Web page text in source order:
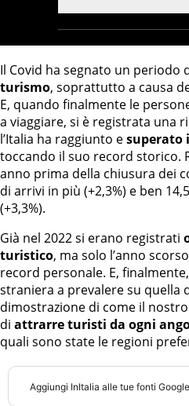
Il Covid ha segnato un periodo
turismo, soprattutto a causa
E, quando finalmente le
a viaggiare, si è registrata una
l’Italia ha raggiunto esuperato
toccando il suo record storico.
anno prima della chiusura dei
di arrivi in più (+2,3%) e ben
(+3,3%).
Già nel 2022 si erano registrati
turistico, ma solo l’anno
record personale. E,
straniera a prevalere su quella
dimostrazione di come il
di attrarre turisti da ogni
quali sono state le regioni
Aggiungi InItalia alle tue fonti